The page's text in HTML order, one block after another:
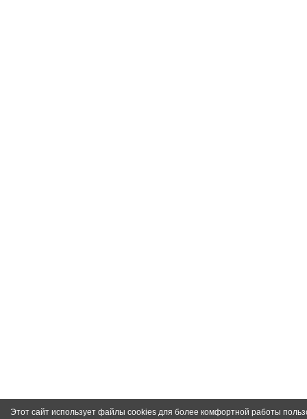
Этот сайт использует файлы cookies для более комфортной работы